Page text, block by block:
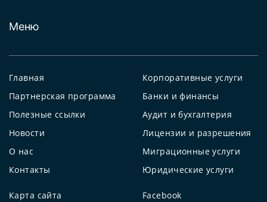
Меню
Главная
Партнерская программа
Полезные ссылки
Новости
О нас
Контакты
Корпоративные услуги
Банки и финансы
Аудит и бухгалтерия
Лицензии и разрешения
Миграционные услуги
Юридические услуги
Карта сайта
Facebook